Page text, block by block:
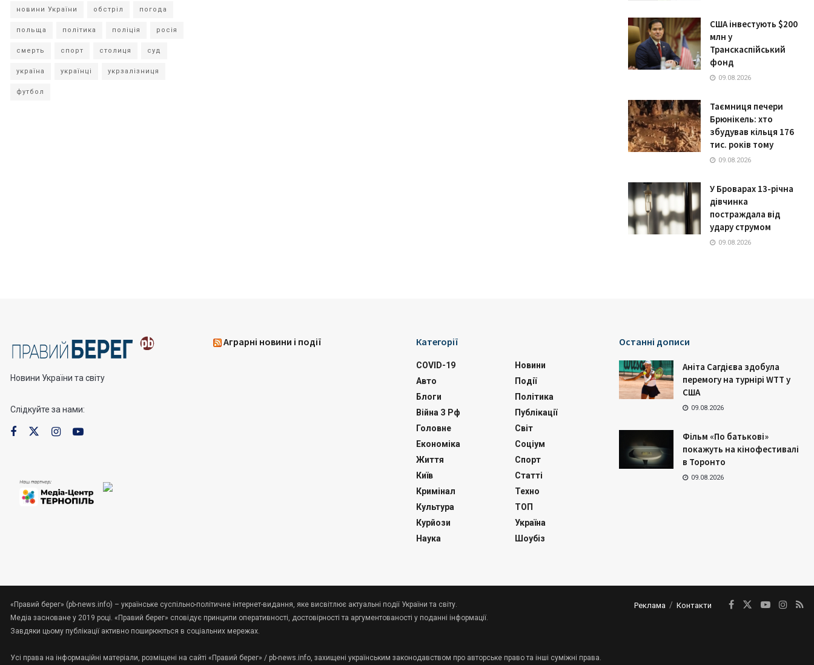
новини України обстріл погода
польща політика поліція росія
смерть спорт столиця суд
україна українці укрзалізниця
футбол
США інвестують $200
млн у
Транскаспійський
фонд
09.08.2026
Таємниця печери
Брюнікель: хто
збудував кільця 176
тис. років тому
09.08.2026
У Броварах 13-річна
дівчинка
постраждала від
удару струмом
09.08.2026
Новини України та світу
Слідкуйте за нами:
Аграрні новини і події Категорії
COVID-19
Авто
Блоги
Війна З Рф
Головне
Економіка
Життя
Київ
Кримінал
Культура
Курйози
Наука
Новини
Події
Політика
Публікації
Світ
Соціум
Спорт
Статті
Техно
ТОП
Україна
Шоубіз
Останні дописи
Аніта Сагдієва здобула
перемогу на турнірі WTT у
США
09.08.2026
Фільм «По батькові»
покажуть на кінофестивалі
в Торонто
09.08.2026
Реклама Контакти
«Правий берег» (pb-news.info) – українське суспільно-політичне інтернет-видання, яке висвітлює актуальні події України та світу.
Медіа засноване у 2019 році. «Правий берег» сповідує принципи оперативності, достовірності та аргументованості у поданні інформації.
Завдяки цьому публікації активно поширюються в соціальних мережах.
Усі права на інформаційні матеріали, розміщені на сайті «Правий берег» / pb-news.info, захищені українським законодавством про авторське право та інші суміжні права.